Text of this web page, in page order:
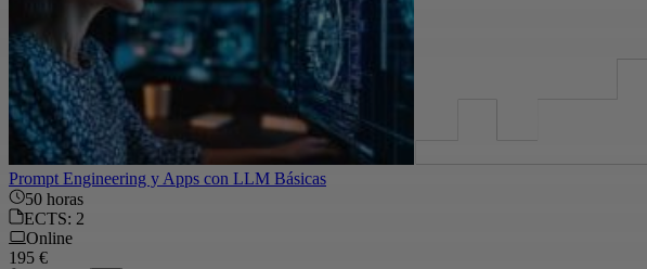
Prompt Engineering y Apps con LLM Básicas
50 horas
ECTS: 2
Online
195 €